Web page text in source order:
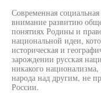
Современная
внимание развитию
понятиях Родины и
национальной идеи,
историческая и
зарождении русская
никакого национализма,
народа над другим, не
России.